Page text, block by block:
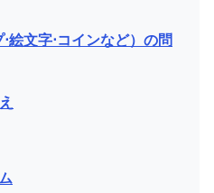
絵文字⋅コインなど）の問